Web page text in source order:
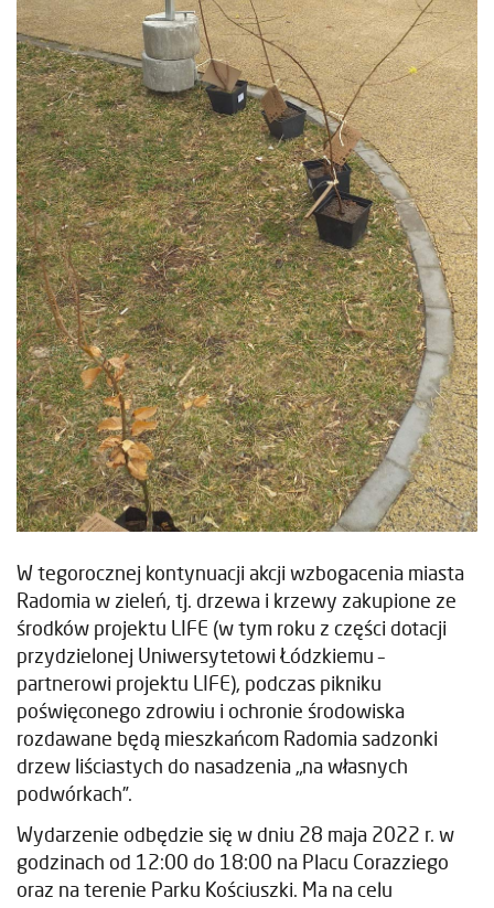
W tegorocznej kontynuacji akcji wzbogacenia miasta
Radomia w zieleń, tj. drzewa i krzewy zakupione ze
środków projektu LIFE (w tym roku z części dotacji
przydzielonej Uniwersytetowi Łódzkiemu –
partnerowi projektu LIFE), podczas pikniku
poświęconego zdrowiu i ochronie środowiska
rozdawane będą mieszkańcom Radomia sadzonki
drzew liściastych do nasadzenia „na własnych
podwórkach”.
Wydarzenie odbędzie się w dniu 28 maja 2022 r. w
godzinach od 12:00 do 18:00 na Placu Corazziego
oraz na terenie Parku Kościuszki. Ma na celu